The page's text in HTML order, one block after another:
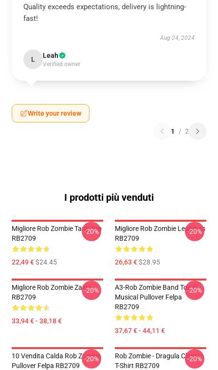
Quality exceeds expectations, delivery is lightning-
fast!
Aug 24, 2024
L Leah
Verified owner
Write your review
1 / 2
I prodotti più venduti
Migliore Rob Zombie Tank Top
RB2709
22,49 €$24.45
-20%
Migliore Rob Zombie Leggings
RB2709
26,63 €$28.95
-20%
Migliore Rob Zombie Zaino
RB2709
33,94 € - 38,18 €
-20%
A3-Rob Zombie Band Top E
Musical Pullover Felpa
RB2709
37,67 € - 44,11 €
-20%
10 Vendita Calda Rob Zombie
Pullover Felpa RB2709
-20%
Rob Zombie - Dragula Classic
T-Shirt RB2709
-20%